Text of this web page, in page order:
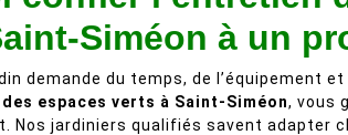
Siméon à un
demande du temps, de l’équipement
espaces verts à Saint-Siméon, vous
Nos jardiniers qualifiés savent adapter